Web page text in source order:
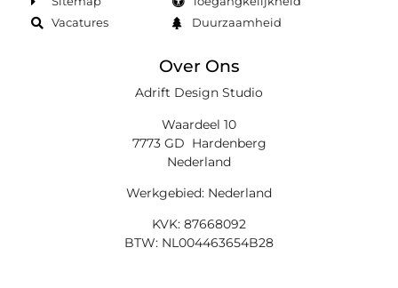
Vacatures
Duurzaamheid
Over Ons
Adrift Design Studio
Waardeel 10
7773 GD Hardenberg
Nederland
Werkgebied: Nederland
KVK: 87668092
BTW: NL004463654B28